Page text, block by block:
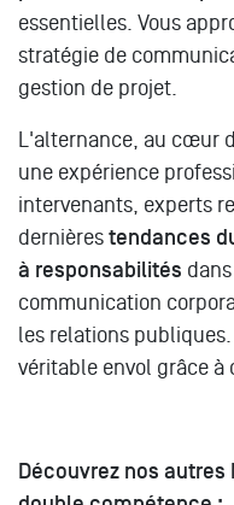
essentielles. Vous
stratégie de
gestion de projet.
L'alternance, au cœur
une expérience
intervenants, experts
dernières tendances
à responsabilités
communication
les relations publiques.
véritable envol grâce
Découvrez nos